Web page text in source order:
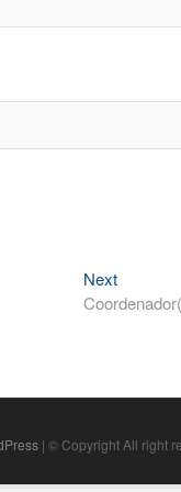
NextNext
post:
| © Copyright All right